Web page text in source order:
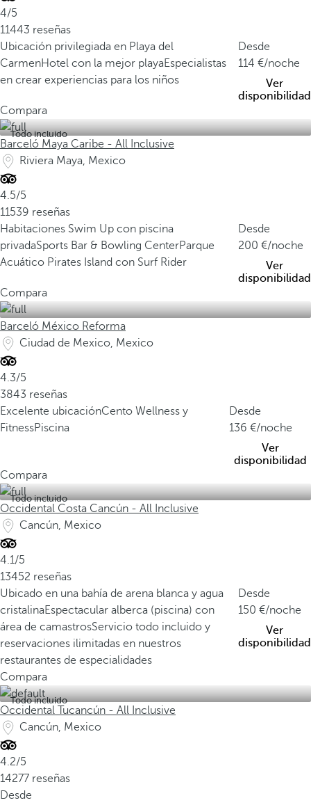
4/5
11443 reseñas
Ubicación privilegiada en Playa del
CarmenHotel con la mejor playaEspecialistas
en crear experiencias para los niños
Desde
114
/noche
Ver
disponibilidad
Compara
Todo incluido
Barceló Maya Caribe - All Inclusive
Riviera Maya, Mexico
4.5/5
11539 reseñas
Habitaciones Swim Up con piscina
privadaSports Bar & Bowling CenterParque
Acuático Pirates Island con Surf Rider
Desde
200
/noche
Ver
disponibilidad
Compara
Barceló México Reforma
Ciudad de Mexico, Mexico
4.3/5
3843 reseñas
Excelente ubicaciónCento Wellness y
FitnessPiscina
Desde
136
/noche
Ver
disponibilidad
Compara
Todo incluido
Occidental Costa Cancún - All Inclusive
Cancún, Mexico
4.1/5
13452 reseñas
Ubicado en una bahía de arena blanca y agua
cristalinaEspectacular alberca (piscina) con
área de camastrosServicio todo incluido y
reservaciones ilimitadas en nuestros
restaurantes de especialidades
Desde
150
/noche
Ver
disponibilidad
Compara
Todo incluido
Occidental Tucancún - All Inclusive
Cancún, Mexico
4.2/5
14277 reseñas
Desde